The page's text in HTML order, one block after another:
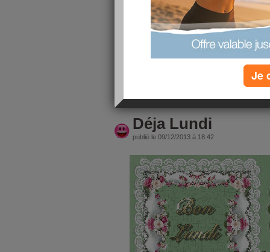
de ne pas trop le montrer,
Aujourd'hui je suis en vacances pour une
je vais pouvoir reposer mes jambes
Ma petite dernière est arrivée de Paris hier,
Déja Lundi
publié le 09/12/2013 à 18:42
Je